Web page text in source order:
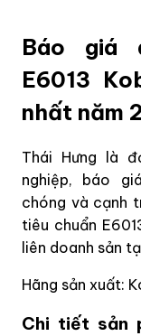
Báo giá
E6013
nhất năm
Thái Hưng là
nghiệp, báo
chóng và cạnh
tiêu chuẩn
liên doanh sản
Hãng sản xuất:
Chi tiết sản